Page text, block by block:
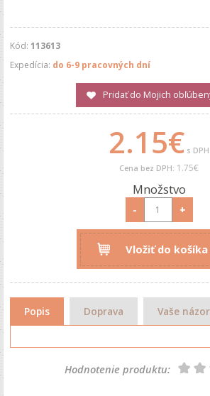
Kód: 113613
Expedícia: do 6-9 pracovných dní
Pridať do Mojich
2.15€ s DPH
Cena bez DPH: 1.75€
Množstvo
- +
Vložiť do košíka
Popis Doprava Vaše
Hodnotenie produktu: